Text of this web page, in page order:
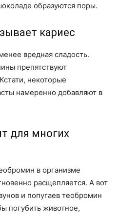
образуются поры.
кариес
вредная сладость.
препятствуют
некоторые
намеренно добавляют в
для многих
в организме
расщепляется. А вот
и попугаев теобромин
погубить животное,